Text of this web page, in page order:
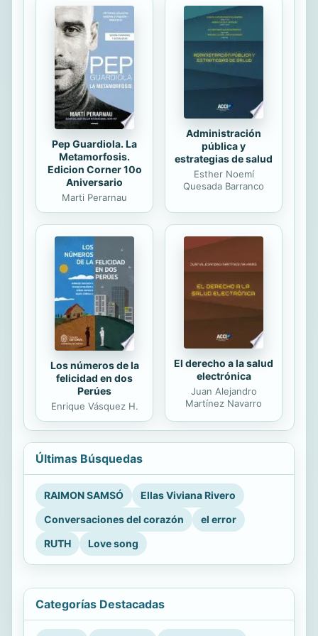
inexplicables. Esta es una historia
sobre descubrimiento personal y
superación de los miedos, dado que
aquello enterrado bajo tierra es
verdaderamente espeluznante. Ben
está a punto de...
Pep Guardiola. La
Metamorfosis.
Edicion Corner 10o
Aniversario
Marti Perarnau
Administración
pública y
estrategias de salud
Esther Noemí
Quesada Barranco
Los números de la
felicidad en dos
Perúes
Enrique Vásquez H.
El derecho a la salud
electrónica
Juan Alejandro
Martínez Navarro
Últimas Búsquedas
RAIMON SAMSÓ
Ellas Viviana Rivero
Conversaciones del corazón
el error
RUTH
Love song
Categorías Destacadas